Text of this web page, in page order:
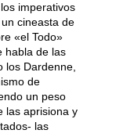
imperativos
cineasta de
«el Todo»
habla de las
los Dardenne,
de
un peso
las aprisiona y
las